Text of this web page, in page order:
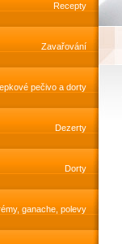
Recepty
Zavařování
pečivo a dorty
Dezerty
Dorty
ganache, polevy